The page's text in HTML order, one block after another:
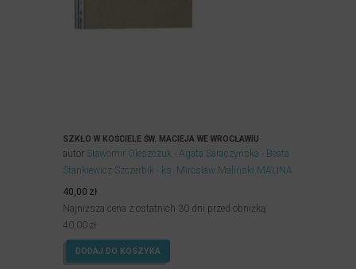
SZKŁO W KOŚCIELE ŚW. MACIEJA WE WROCŁAWIU
autor Sławomir Oleszczuk Agata Saraczyńska
Beata
Stankiewicz-Szczerbik
ks. Mirosław Maliński MALINA
40,00 zł
Najniższa cena z ostatnich 30 dni przed obniżką:
40,00 zł
DODAJ DO KOSZYKA